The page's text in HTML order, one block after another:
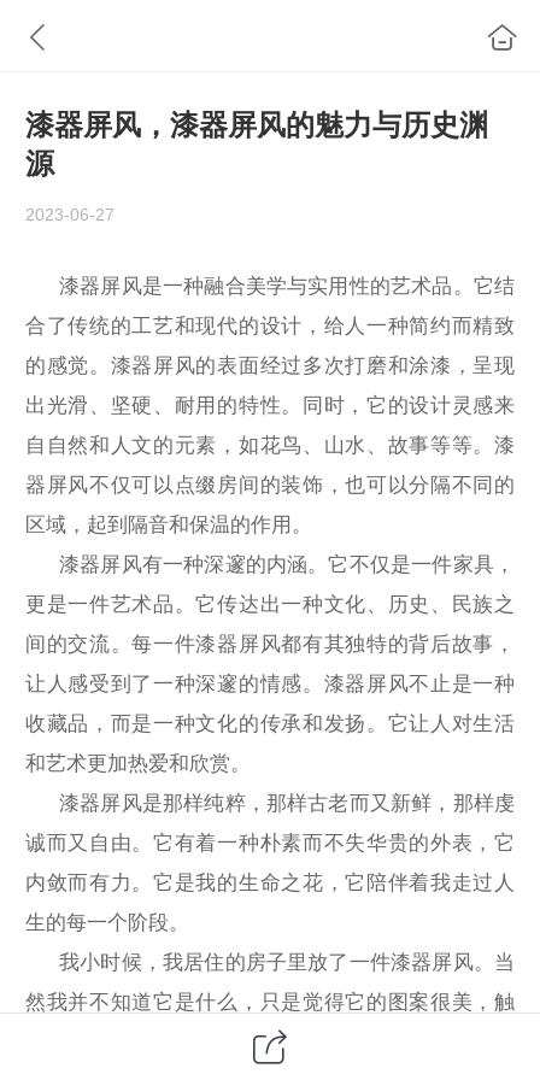
漆器屏风，漆器屏风的魅力与历史渊
源
2023-06-27
漆器屏风是一种融合美学与实用性的艺术品。它结
合了传统的工艺和现代的设计，给人一种简约而精致
的感觉。漆器屏风的表面经过多次打磨和涂漆，呈现
出光滑、坚硬、耐用的特性。同时，它的设计灵感来
自自然和人文的元素，如花鸟、山水、故事等等。漆
器屏风不仅可以点缀房间的装饰，也可以分隔不同的
区域，起到隔音和保温的作用。
漆器屏风有一种深邃的内涵。它不仅是一件家具，
更是一件艺术品。它传达出一种文化、历史、民族之
间的交流。每一件漆器屏风都有其独特的背后故事，
让人感受到了一种深邃的情感。漆器屏风不止是一种
收藏品，而是一种文化的传承和发扬。它让人对生活
和艺术更加热爱和欣赏。
漆器屏风是那样纯粹，那样古老而又新鲜，那样虔
诚而又自由。它有着一种朴素而不失华贵的外表，它
内敛而有力。它是我的生命之花，它陪伴着我走过人
生的每一个阶段。
我小时候，我居住的房子里放了一件漆器屏风。当
然我并不知道它是什么，只是觉得它的图案很美，触
感很好，可以用手指抚过去。我每天都会来到漆器屏